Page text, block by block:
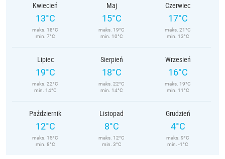
Kwiecień
13°C
maks. 18°C
min. 7°C
Maj
15°C
maks. 19°C
min. 10°C
Czerwiec
17°C
maks. 21°C
min. 13°C
Lipiec
19°C
maks. 22°C
min. 14°C
Sierpień
18°C
maks. 22°C
min. 14°C
Wrzesień
16°C
maks. 19°C
min. 11°C
Październik
12°C
maks. 15°C
min. 8°C
Listopad
8°C
maks. 12°C
min. 3°C
Grudzień
4°C
maks. 9°C
min. -1°C